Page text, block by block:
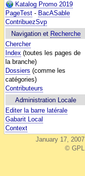
Katalog Promo 2019
PageTest - BacASable
ContribuezSvp
Navigation et Recherche
Chercher
Index (toutes les pages de
la branche)
Dossiers (comme les
catégories)
Contributeurs
Administration Locale
Editer la barre latérale
Gabarit Local
Context
January 17, 2007
© GPL